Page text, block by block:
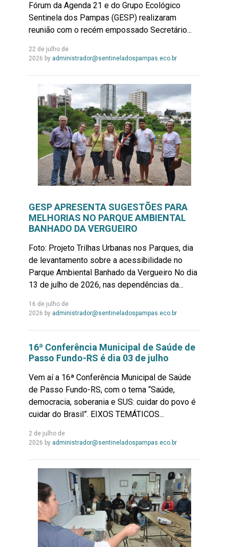
Fórum da Agenda 21 e do Grupo Ecológico
Sentinela dos Pampas (GESP) realizaram
reunião com o recém empossado Secretário...
22 de julho de
2026 by administrador@sentineladospampas.eco.brLeia
GESP APRESENTA SUGESTÕES PARA
MELHORIAS NO PARQUE AMBIENTAL
BANHADO DA VERGUEIRO
Foto: Projeto Trilhas Urbanas nos Parques, dia
de levantamento sobre a acessibilidade no
Parque Ambiental Banhado da Vergueiro No dia
13 de julho de 2026, nas dependências da...
16 de julho de
2026 by administrador@sentineladospampas.eco.brLeia
16ª Conferência Municipal de Saúde de
Passo Fundo-RS é dia 03 de julho
Vem aí a 16ª Conferência Municipal de Saúde
de Passo Fundo-RS, com o tema “Saúde,
democracia, soberania e SUS: cuidar do povo é
cuidar do Brasil”. EIXOS TEMÁTICOS...
2 de julho de
2026 by administrador@sentineladospampas.eco.brLeia